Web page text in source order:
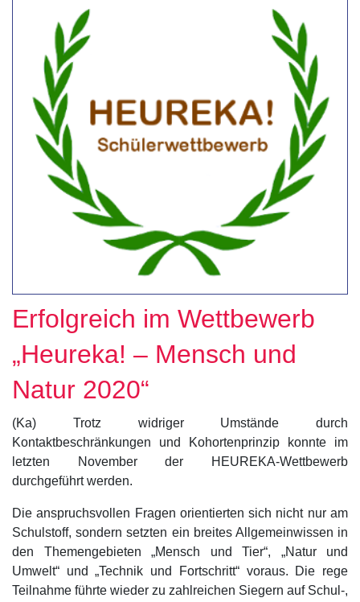
Erfolgreich im Wettbewerb
„Heureka! – Mensch und
Natur 2020“
(Ka) Trotz widriger Umstände durch
Kontaktbeschränkungen und Kohortenprinzip konnte im
letzten November der HEUREKA-Wettbewerb
durchgeführt werden.
Die anspruchsvollen Fragen orientierten sich nicht nur am
Schulstoff, sondern setzten ein breites Allgemeinwissen in
den Themengebieten „Mensch und Tier“, „Natur und
Umwelt“ und „Technik und Fortschritt“ voraus. Die rege
Teilnahme führte wieder zu zahlreichen Siegern auf Schul-,